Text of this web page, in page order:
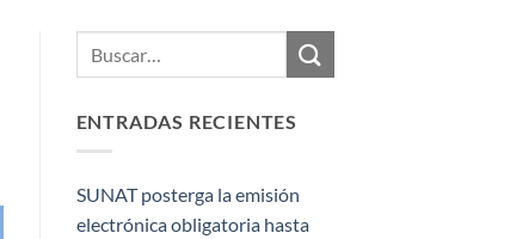
ENTRADAS RECIENTES
SUNAT posterga la emisión
electrónica obligatoria hasta